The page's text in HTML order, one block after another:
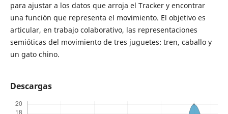
para ajustar a los datos que arroja el Tracker y encontrar
una función que representa el movimiento. El objetivo es
articular, en trabajo colaborativo, las representaciones
semióticas del movimiento de tres juguetes: tren, caballo y
un gato chino.
Descargas